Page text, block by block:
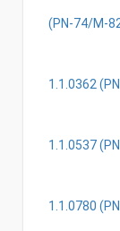
(РN-74/М-
1.1.0362
1.1.0537
1.1.0780